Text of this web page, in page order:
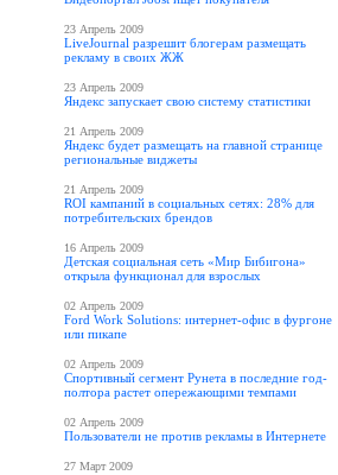
23 Апрель 2009
LiveJournal разрешит блогерам размещать
рекламу в своих ЖЖ
23 Апрель 2009
Яндекс запускает свою систему статистики
21 Апрель 2009
Яндекс будет размещать на главной странице
региональные виджеты
21 Апрель 2009
ROI кампаний в социальных сетях: 28% для
потребительских брендов
16 Апрель 2009
Детская социальная сеть «Мир Бибигона»
открыла функционал для взрослых
02 Апрель 2009
Ford Work Solutions: интернет-офис в фургоне
или пикапе
02 Апрель 2009
Спортивный сегмент Рунета в последние год-
полтора растет опережающими темпами
02 Апрель 2009
Пользователи не против рекламы в Интернете
27 Март 2009